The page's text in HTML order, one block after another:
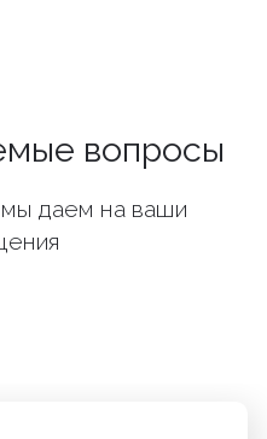
вопросы
даем на ваши